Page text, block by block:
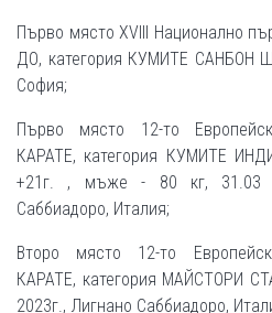
Първо място XVIII Национално
ДО, категория КУМИТЕ САНБОН
София;
Първо място 12-то
КАРАТЕ, категория КУМИТЕ
+21г. , мъже - 80 кг, 31.03
Саббиадоро, Италия;
Второ място 12-то
КАРАТЕ, категория МАЙСТОРИ
2023г., Лигнано Саббиадоро,